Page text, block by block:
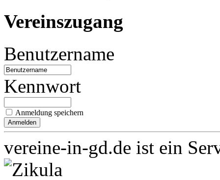
Vereinszugang
Benutzername
Kennwort
Anmeldung speichern
vereine-in-gd.de ist ein